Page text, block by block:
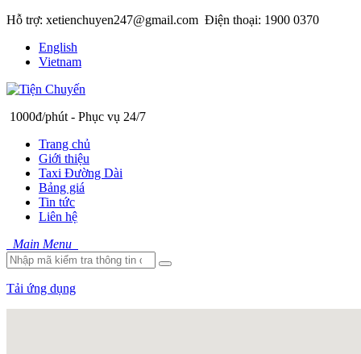
Hỗ trợ: xetienchuyen247@gmail.com Điện thoại: 1900 0370
English
Vietnam
1000đ/phút - Phục vụ 24/7
Trang chủ
Giới thiệu
Taxi Đường Dài
Bảng giá
Tin tức
Liên hệ
Main Menu
Tải ứng dụng